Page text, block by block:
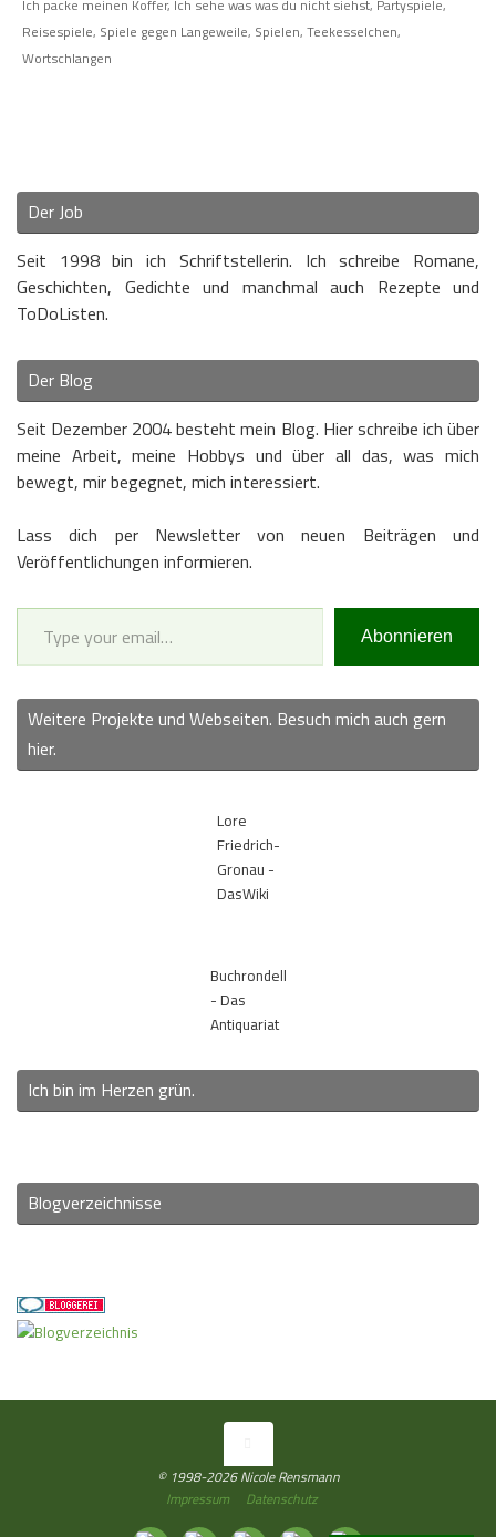
Ich packe meinen Koffer, Ich sehe was was du nicht siehst, Partyspiele,
Reisespiele, Spiele gegen Langeweile, Spielen, Teekesselchen,
Wortschlangen
Der Job
Seit 1998 bin ich Schriftstellerin. Ich schreibe Romane,
Geschichten, Gedichte und manchmal auch Rezepte und
ToDoListen.
Der Blog
Seit Dezember 2004 besteht mein Blog. Hier schreibe ich über
meine Arbeit, meine Hobbys und über all das, was mich
bewegt, mir begegnet, mich interessiert.
Lass dich per Newsletter von neuen Beiträgen und
Veröffentlichungen informieren.
Type your email…
Abonnieren
Weitere Projekte und Webseiten. Besuch mich auch gern
hier.
Lore
Friedrich-
Gronau -
DasWiki
Buchrondell
- Das
Antiquariat
Ich bin im Herzen grün.
Blogverzeichnisse
© 1998-2026 Nicole Rensmann
Impressum
Datenschutz